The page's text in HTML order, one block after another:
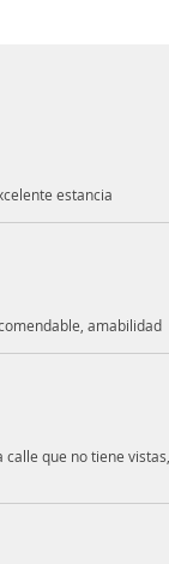
estancia
amabilidad
que no tiene vistas,